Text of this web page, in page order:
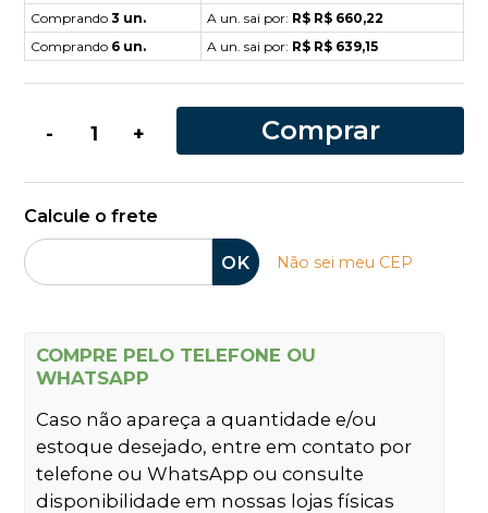
Comprando 3 un. A un. sai por: R$ R$ 660,22
Comprando 6 un. A un. sai por: R$ R$ 639,15
- + Comprar
Calcule o frete
OK Não sei meu CEP
COMPRE PELO TELEFONE OU
WHATSAPP
Caso não apareça a quantidade e/ou
estoque desejado, entre em contato por
telefone ou WhatsApp ou consulte
disponibilidade em nossas lojas físicas